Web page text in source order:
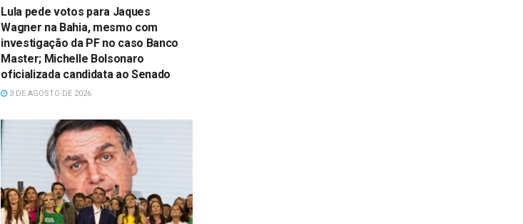
Lula pede votos para Jaques
Wagner na Bahia, mesmo com
investigação da PF no caso Banco
Master; Michelle Bolsonaro
oficializada candidata ao Senado
3 DE AGOSTO DE 2026